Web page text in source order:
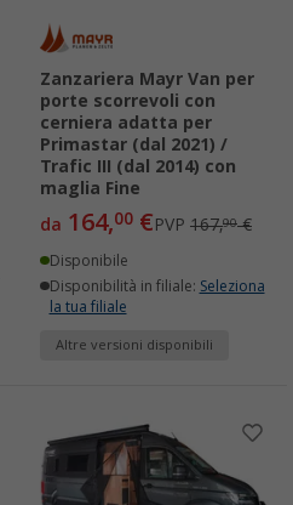
Zanzariera Mayr Van per
porte scorrevoli con
cerniera adatta per
Primastar (dal 2021) /
Trafic III (dal 2014) con
maglia Fine
da 164,00 €PVP 167,90€
Disponibile
Disponibilità in filiale: Seleziona
la tua filiale
Altre versioni disponibili